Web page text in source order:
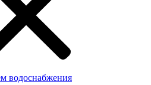
водоснабжения